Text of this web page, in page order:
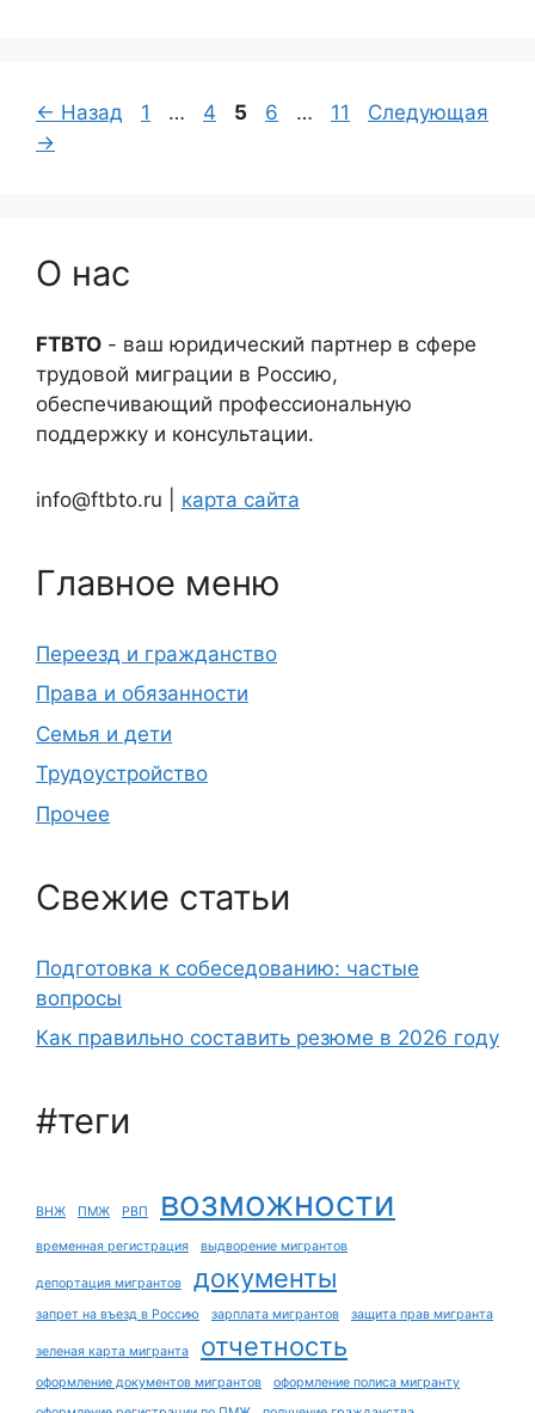
← Назад Страница
1 … Страница
4 Страница
5 Страница
6 … Страница
11
Следующая
→
О нас
FTBTO - ваш юридический партнер в сфере
трудовой миграции в Россию,
обеспечивающий профессиональную
поддержку и консультации.
info@ftbto.ru | карта сайта
Главное меню
Переезд и гражданство
Права и обязанности
Семья и дети
Трудоустройство
Прочее
Свежие статьи
Подготовка к собеседованию: частые
вопросы
Как правильно составить резюме в 2026 году
#теги
ВНЖ ПМЖ РВП возможности
временная регистрация выдворение мигрантов
депортация мигрантов документы
запрет на въезд в Россию зарплата мигрантов защита прав мигранта
зеленая карта мигранта отчетность
оформление документов мигрантов
оформление полиса мигранту